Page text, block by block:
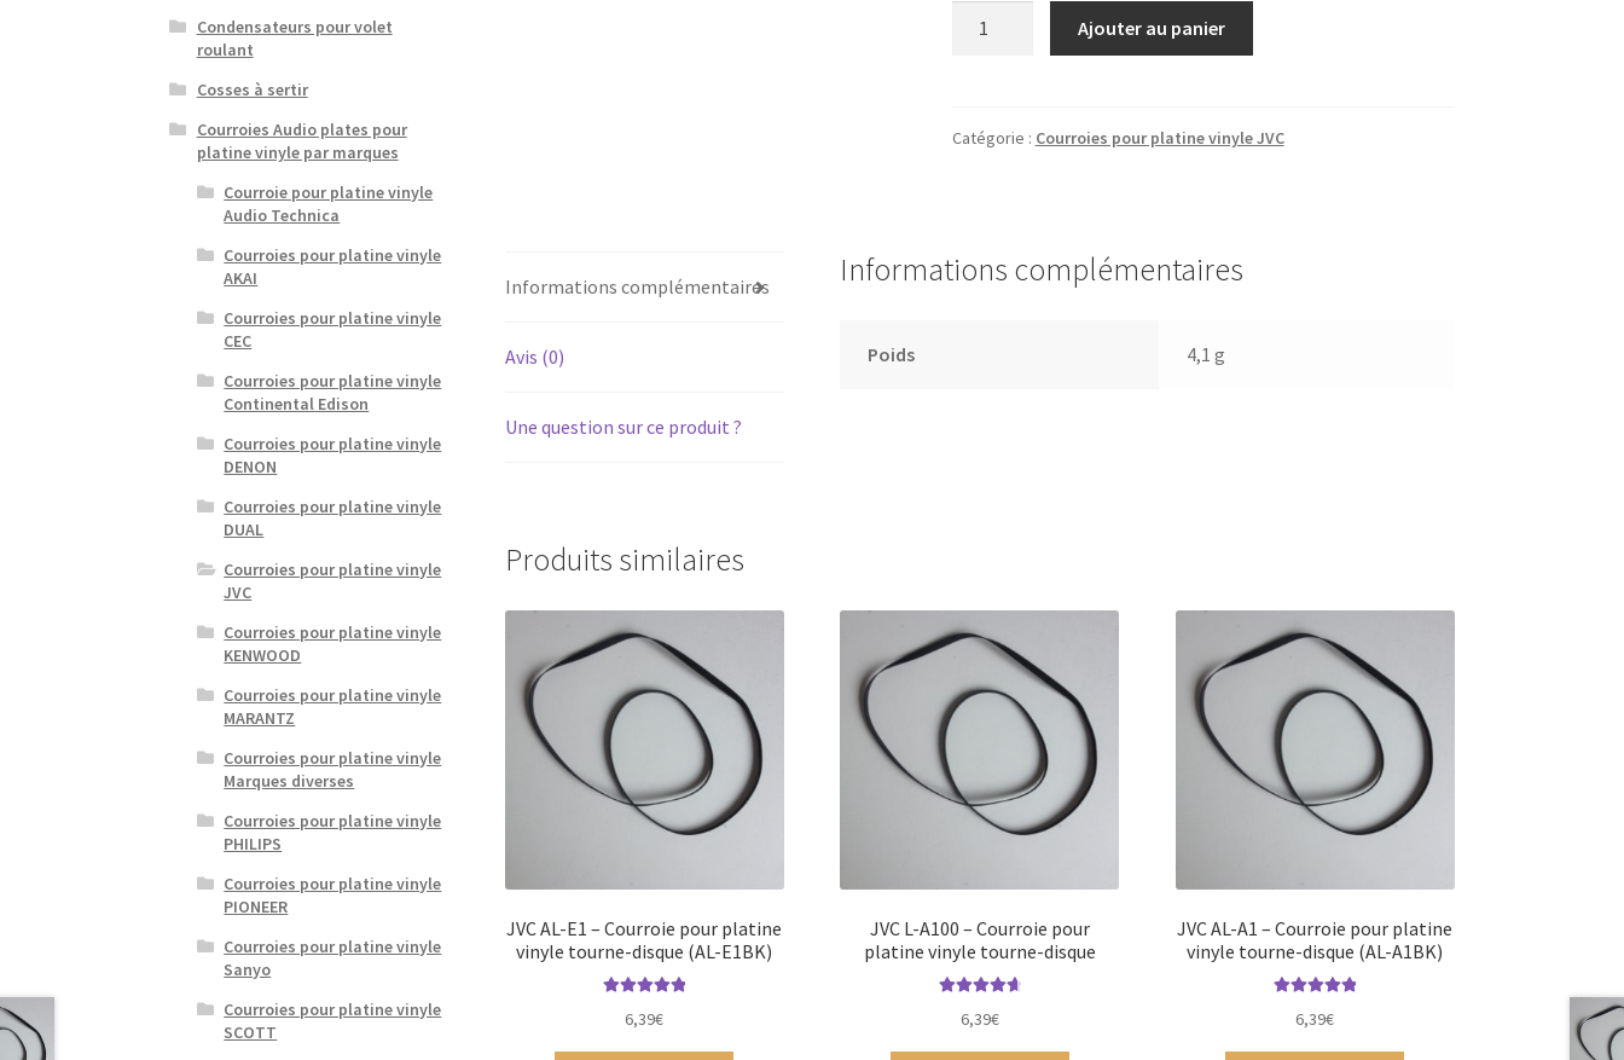
A150
platine
vinyle
Ajouter au panier
Catégorie : Courroies pour platine vinyle JVC
Informations complémentaires
Avis (0)
Une question sur ce produit ?
Informations complémentaires
Poids 4,1 g
Produits similaires
JVC AL-E1 – Courroie pour platine
vinyle tourne-disque (AL-E1BK)
5
6,39€
JVC L-A100 – Courroie pour
platine vinyle tourne-disque
5
6,39€
JVC AL-A1 – Courroie pour platine
vinyle tourne-disque (AL-A1BK)
5
6,39€
Condensateurs pour volet
roulant
Cosses à sertir
Courroies Audio plates pour
platine vinyle par marques
Courroie pour platine vinyle
Audio Technica
Courroies pour platine vinyle
AKAI
Courroies pour platine vinyle
CEC
Courroies pour platine vinyle
Continental Edison
Courroies pour platine vinyle
DENON
Courroies pour platine vinyle
DUAL
Courroies pour platine vinyle
JVC
Courroies pour platine vinyle
KENWOOD
Courroies pour platine vinyle
MARANTZ
Courroies pour platine vinyle
Marques diverses
Courroies pour platine vinyle
PHILIPS
Courroies pour platine vinyle
PIONEER
Courroies pour platine vinyle
Sanyo
Courroies pour platine vinyle
SCOTT